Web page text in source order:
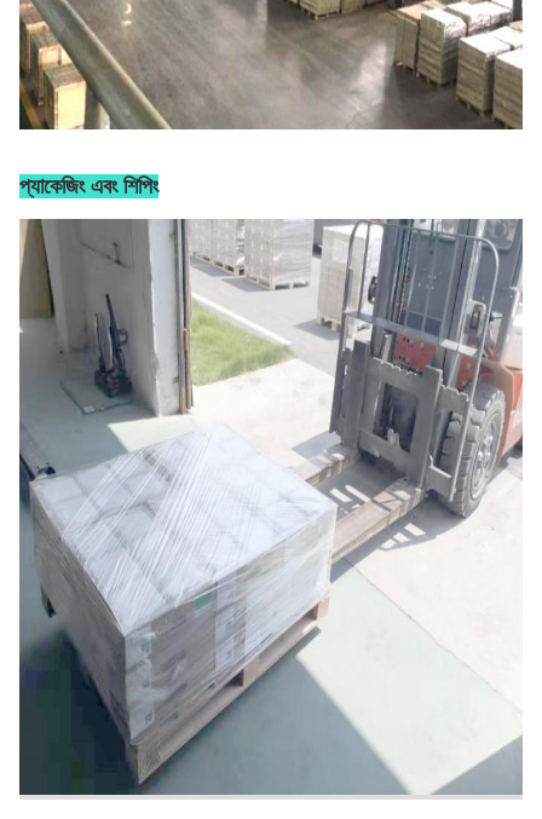
প্যাকেজিং এবং শিপিং